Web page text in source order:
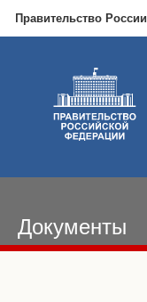
Правительство России
Документы